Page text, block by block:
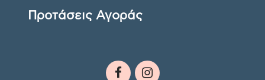
Προτάσεις Αγοράς